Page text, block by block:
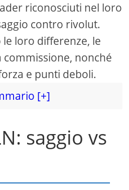
riconosciuti nel loro
contro rivolut.
loro differenze, le
nonché
e punti deboli.
[+]
saggio vs